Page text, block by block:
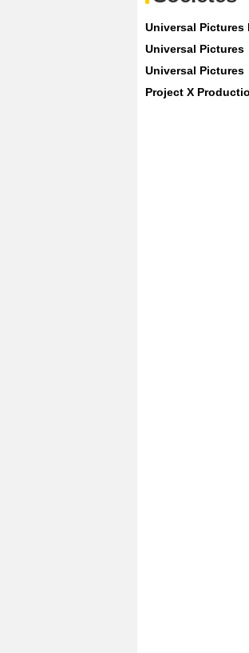
Universal Pictures
Universal Pictures
Universal Pictures
Project X